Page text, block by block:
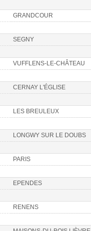
GRANDCOUR
SEGNY
VUFFLENS-LE-CHÂTEAU
CERNAY L'ÉGLISE
LES BREULEUX
LONGWY SUR LE DOUBS
PARIS
EPENDES
RENENS